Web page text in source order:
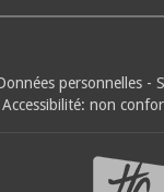
personnelles -
Accessibilité: non